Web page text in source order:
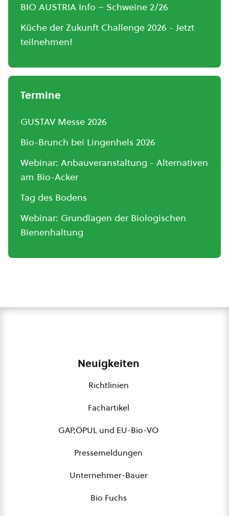
BIO AUSTRIA Info – Schweine 2/26
Küche der Zukunft Challenge 2026 - Jetzt
teilnehmen!
Termine
GUSTAV Messe 2026
Bio-Brunch bei Lingenhels 2026
Webinar: Anbauveranstaltung - Alternativen
am Bio-Acker
Tag des Bodens
Webinar: Grundlagen der Biologischen
Bienenhaltung
Neuigkeiten
Richtlinien
Fachartikel
GAP,ÖPUL und EU-Bio-VO
Pressemeldungen
Unternehmer-Bauer
Bio Fuchs